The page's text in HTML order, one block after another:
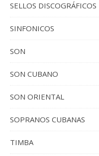
SELLOS DISCOGRÁFICOS
SINFONICOS
SON
SON CUBANO
SON ORIENTAL
SOPRANOS CUBANAS
TIMBA